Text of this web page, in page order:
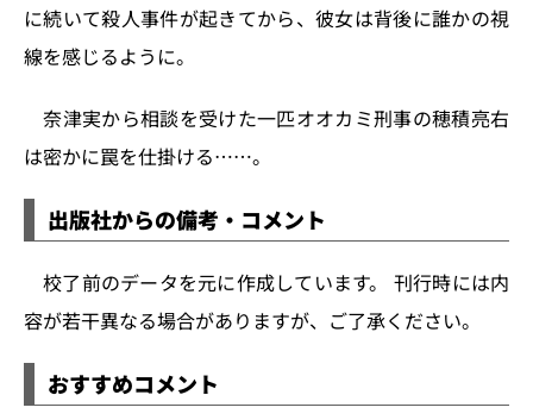
に続いて殺人事件が起きてから、彼女は背後に誰かの視
線を感じるように。
奈津実から相談を受けた一匹オオカミ刑事の穂積亮右
は密かに罠を仕掛ける……。
出版社からの備考・コメント
校了前のデータを元に作成しています。 刊行時には内
容が若干異なる場合がありますが、ご了承ください。
おすすめコメント